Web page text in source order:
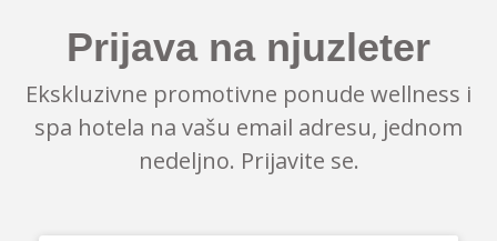
Prijava na njuzleter
Ekskluzivne promotivne ponude wellness i
spa hotela na vašu email adresu, jednom
nedeljno. Prijavite se.